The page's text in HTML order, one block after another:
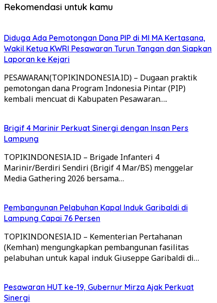
Rekomendasi untuk kamu
Diduga Ada Pemotongan Dana PIP di MI MA Kertasana,
Wakil Ketua KWRI Pesawaran Turun Tangan dan Siapkan
Laporan ke Kejari
PESAWARAN(TOPIKINDONESIA.ID) – Dugaan praktik
pemotongan dana Program Indonesia Pintar (PIP)
kembali mencuat di Kabupaten Pesawaran….
Brigif 4 Marinir Perkuat Sinergi dengan Insan Pers
Lampung
TOPIKINDONESIA.ID – Brigade Infanteri 4
Marinir/Berdiri Sendiri (Brigif 4 Mar/BS) menggelar
Media Gathering 2026 bersama…
Pembangunan Pelabuhan Kapal Induk Garibaldi di
Lampung Capai 76 Persen
TOPIKINDONESIA.ID – Kementerian Pertahanan
(Kemhan) mengungkapkan pembangunan fasilitas
pelabuhan untuk kapal induk Giuseppe Garibaldi di…
Pesawaran HUT ke-19, Gubernur Mirza Ajak Perkuat
Sinergi